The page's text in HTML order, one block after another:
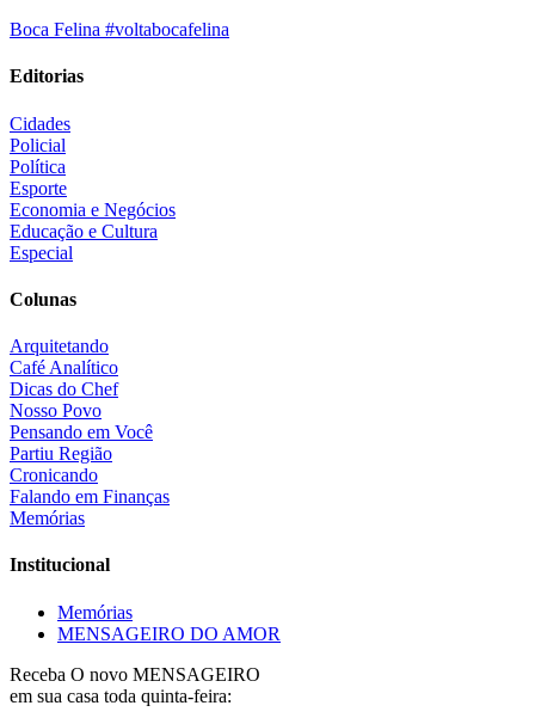
Boca Felina #voltabocafelina
Editorias
Cidades
Policial
Política
Esporte
Economia e Negócios
Educação e Cultura
Especial
Colunas
Arquitetando
Café Analítico
Dicas do Chef
Nosso Povo
Pensando em Você
Partiu Região
Cronicando
Falando em Finanças
Memórias
Institucional
Memórias
MENSAGEIRO DO AMOR
Receba O novo MENSAGEIRO
em sua casa toda quinta-feira: